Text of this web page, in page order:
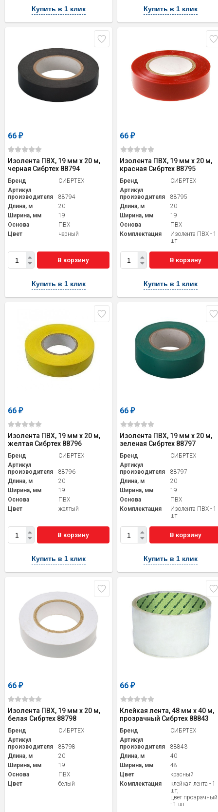
Купить в 1 клик Купить в 1 клик
66 ₽
Изолента ПВХ, 19 мм х 20 м,
черная Сибртех 88794
Бренд
СИБРТЕХ
Артикул
производителя
88794
Длина, м
20
Ширина, мм
19
Основа
ПВХ
Цвет
черный
В корзину
Купить в 1 клик
66₽
Изолента ПВХ, 19 мм х 20 м,
красная Сибртех 88795
Бренд
СИБРТЕХ
Артикул
производителя
88795
Длина, м
20
Ширина, мм
19
Основа
ПВХ
Комплектация
Изолента ПВХ - 1
шт
В корзину
Купить в 1 клик
66 ₽
Изолента ПВХ, 19 мм х 20 м,
желтая Сибртех 88796
Бренд
СИБРТЕХ
Артикул
производителя
88796
Длина, м
20
Ширина, мм
19
Основа
ПВХ
Цвет
желтый
В корзину
Купить в 1 клик
66₽
Изолента ПВХ, 19 мм х 20 м,
зеленая Сибртех 88797
Бренд
СИБРТЕХ
Артикул
производителя
88797
Длина, м
20
Ширина, мм
19
Основа
ПВХ
Комплектация
Изолента ПВХ - 1
шт
В корзину
Купить в 1 клик
66 ₽
Изолента ПВХ, 19 мм х 20 м,
белая Сибртех 88798
Бренд
СИБРТЕХ
Артикул
производителя
88798
Длина, м
20
Ширина, мм
19
Основа
ПВХ
Цвет
белый
66₽
Клейкая лента, 48 мм х 40 м,
прозрачный Сибртех 88843
Бренд
СИБРТЕХ
Артикул
производителя
88843
Длина, м
40
Ширина, мм
48
Цвет
красный
Комплектация
клейкая лента - 1
шт,
цвет прозрачный
- 1 шт